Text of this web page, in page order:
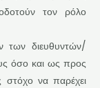
τον ρόλο
των διευθυντών/
όσο και ως προς
να παρέχει